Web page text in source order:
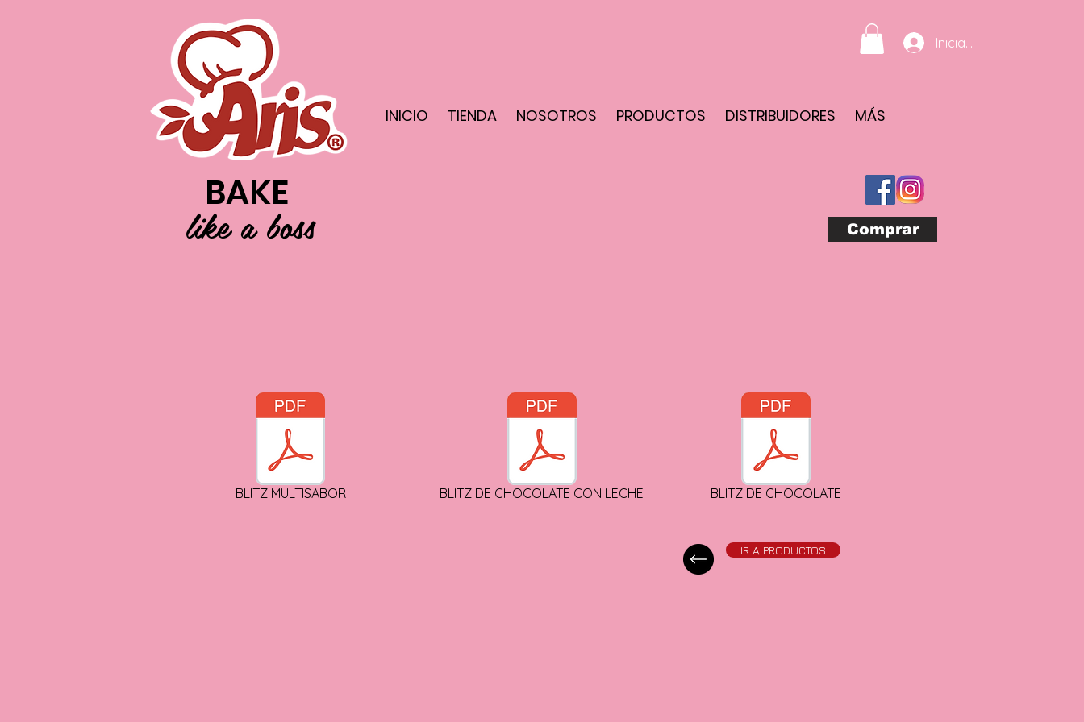
BAKE
like a boss
Iniciar sesión
INICIO TIENDA NOSOTROS PRODUCTOS DISTRIBUIDORES MÁS
Comprar
BLITZ MULTISABOR BLITZ DE CHOCOLATE CON LECHE BLITZ DE CHOCOLATE
IR A PRODUCTOS